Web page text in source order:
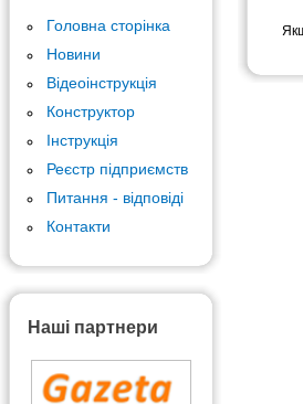
Головна сторінка
Новини
Відеоінструкція
Конструктор
Інструкція
Реєстр підприємств
Питання - відповіді
Контакти
Наші партнери